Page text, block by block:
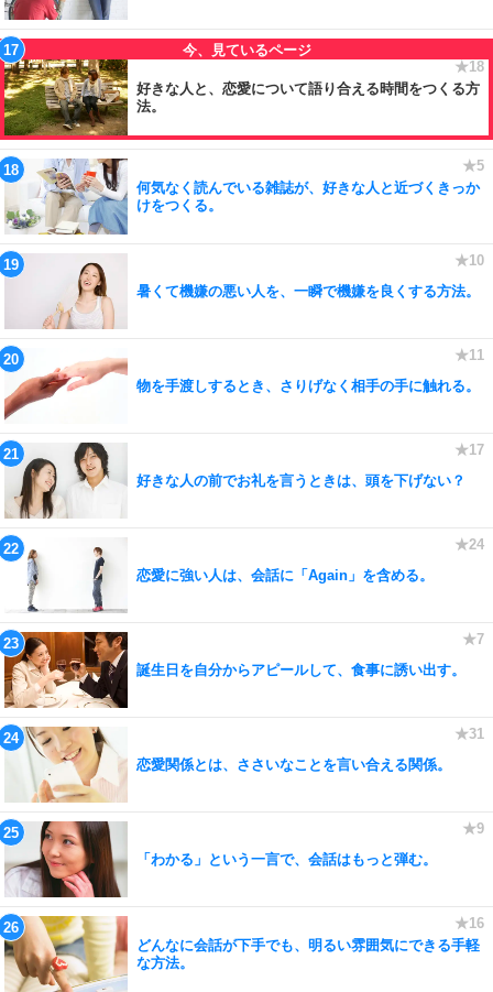
好きな人と、恋愛について語り合える時間をつくる方
法。
何気なく読んでいる雑誌が、好きな人と近づくきっか
けをつくる。
暑くて機嫌の悪い人を、一瞬で機嫌を良くする方法。
物を手渡しするとき、さりげなく相手の手に触れる。
好きな人の前でお礼を言うときは、頭を下げない？
恋愛に強い人は、会話に「Again」を含める。
誕生日を自分からアピールして、食事に誘い出す。
恋愛関係とは、ささいなことを言い合える関係。
「わかる」という一言で、会話はもっと弾む。
どんなに会話が下手でも、明るい雰囲気にできる手軽
な方法。